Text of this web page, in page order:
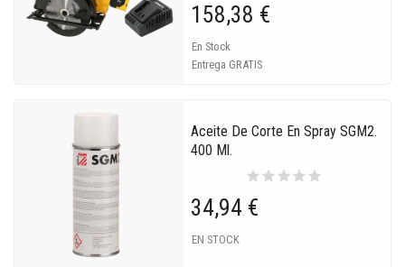
158,38 €
En Stock
Entrega GRATIS
Aceite De Corte En Spray SGM2.
400 Ml.
starstarstarstarstar
34,94 €
EN STOCK